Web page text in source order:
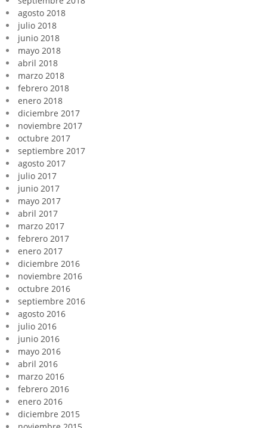
agosto 2018
julio 2018
junio 2018
mayo 2018
abril 2018
marzo 2018
febrero 2018
enero 2018
diciembre 2017
noviembre 2017
octubre 2017
septiembre 2017
agosto 2017
julio 2017
junio 2017
mayo 2017
abril 2017
marzo 2017
febrero 2017
enero 2017
diciembre 2016
noviembre 2016
octubre 2016
septiembre 2016
agosto 2016
julio 2016
junio 2016
mayo 2016
abril 2016
marzo 2016
febrero 2016
enero 2016
diciembre 2015